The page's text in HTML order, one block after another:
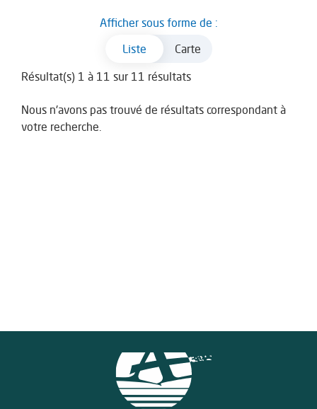
Résultat(s) 1 à 11 sur 11 résultats
Afficher sous forme de :
Liste
Carte
Nous n'avons pas trouvé de résultats correspondant à
votre recherche.